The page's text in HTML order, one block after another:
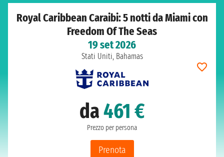
Royal Caribbean Caraibi: 5 notti da Miami con
Freedom Of The Seas
19 set 2026
Stati Uniti, Bahamas
da461 €
Prezzo per persona
Prenota